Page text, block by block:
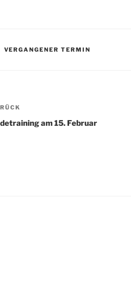
KATEGORIEN
VERGANGENER TERMIN
am 15. Februar